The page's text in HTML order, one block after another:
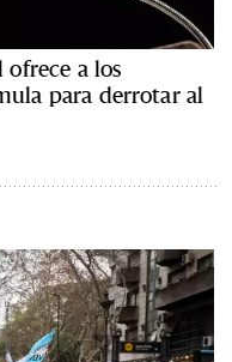
ofrece a los
para derrotar al